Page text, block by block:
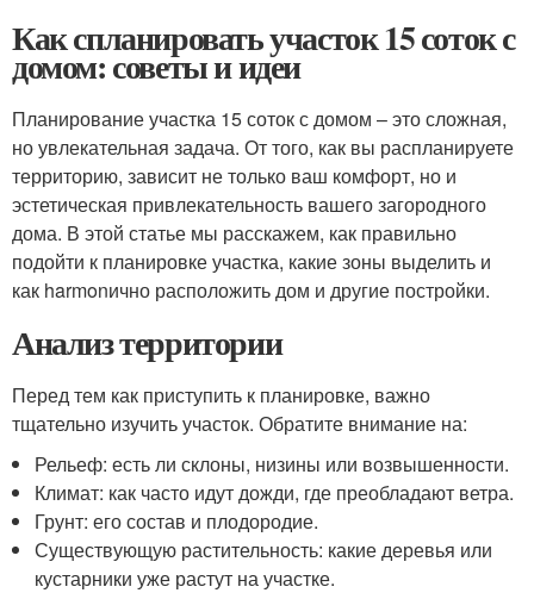
Как спланировать участок 15 соток с
домом: советы и идеи
Планирование участка 15 соток с домом – это сложная,
но увлекательная задача. От того, как вы распланируете
территорию, зависит не только ваш комфорт, но и
эстетическая привлекательность вашего загородного
дома. В этой статье мы расскажем, как правильно
подойти к планировке участка, какие зоны выделить и
как harmonично расположить дом и другие постройки.
Анализ территории
Перед тем как приступить к планировке, важно
тщательно изучить участок. Обратите внимание на:
Рельеф: есть ли склоны, низины или возвышенности.
Климат: как часто идут дожди, где преобладают ветра.
Грунт: его состав и плодородие.
Существующую растительность: какие деревья или
кустарники уже растут на участке.